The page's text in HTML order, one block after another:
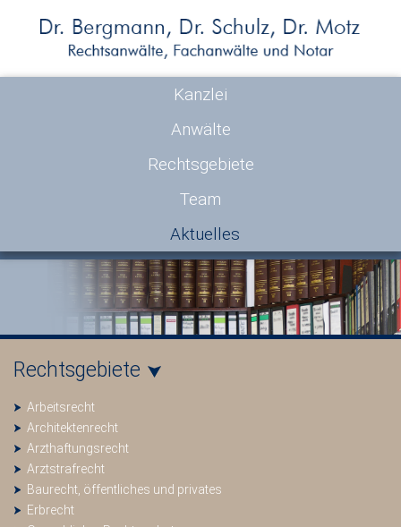
Kanzlei
Anwälte
Rechtsgebiete
Team
Aktuelles
Rechtsgebiete
Arbeitsrecht
Architektenrecht
Arzthaftungsrecht
Arztstrafrecht
Baurecht, öffentliches und privates
Erbrecht